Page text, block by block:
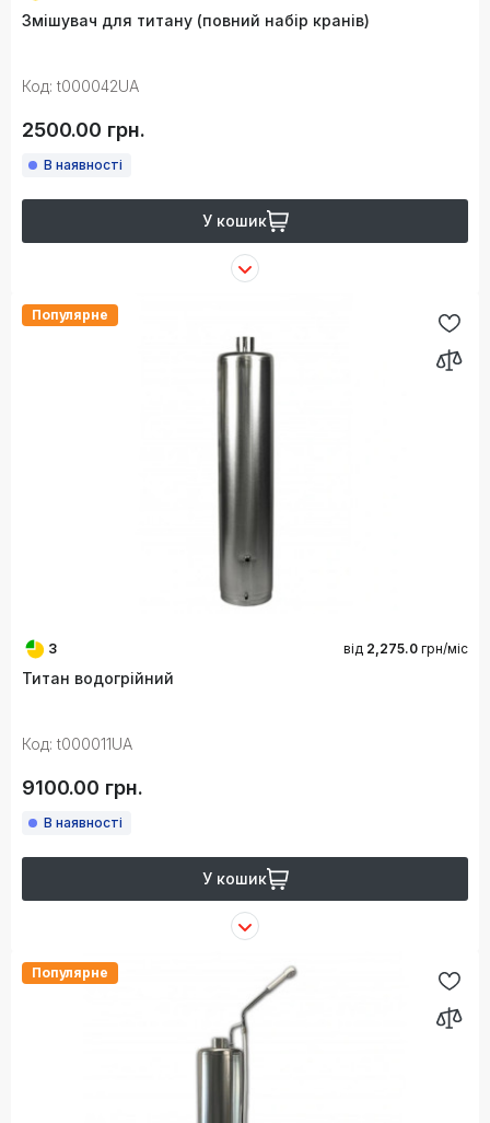
Змішувач для титану (повний набір кранів)
Код: t000042UA
2500.00 грн.
В наявності
У кошик
Популярне
3 від 2,275.0 грн/міс
Титан водогрійний
Код: t000011UA
9100.00 грн.
В наявності
У кошик
Популярне